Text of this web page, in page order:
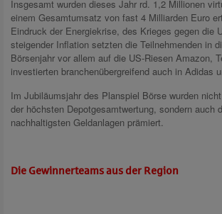
Insgesamt wurden dieses Jahr rd. 1,2 Millionen
einem Gesamtumsatz von fast 4 Milliarden Euro
Eindruck der Energiekrise, des Krieges gegen die
steigender Inflation setzten die Teilnehmenden in
Börsenjahr vor allem auf die US-Riesen Amazon,
investierten branchenübergreifend auch in Adidas
Im Jubiläumsjahr des Planspiel Börse wurden
der höchsten Depotgesamtwertung, sondern auch
nachhaltigsten Geldanlagen prämiert.
Die Gewinnerteams aus der Region